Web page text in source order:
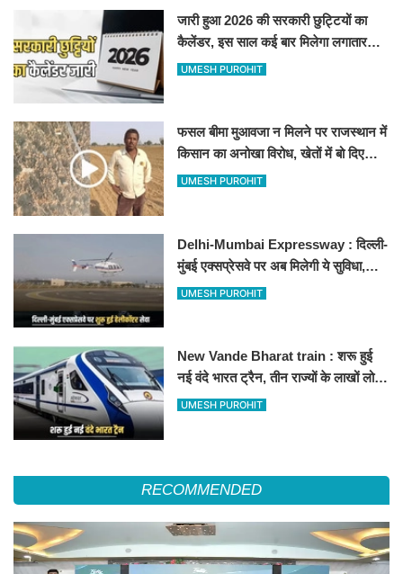
जारी हुआ 2026 की सरकारी छुट्टियों का
कैलेंडर, इस साल कई बार मिलेगा लगातार
अवकाश, देखें
UMESH PUROHIT
फसल बीमा मुआवजा न मिलने पर राजस्थान में
किसान का अनोखा विरोध, खेतों में बो दिए
500-500 रुपए के नोट, वीडियो वायरल
UMESH PUROHIT
Delhi-Mumbai Expressway : दिल्ली-
मुंबई एक्सप्रेसवे पर अब मिलेगी ये सुविधा,
हेलीकॉप्टर सर्विस से तुरंत घायल पहुंचेगा
UMESH PUROHIT
New Vande Bharat train : शरू हुई
नई वंदे भारत ट्रैन, तीन राज्यों के लाखों लोगों
का सफर होगा आसान, देखें पूरा रूटमैप
UMESH PUROHIT
RECOMMENDED